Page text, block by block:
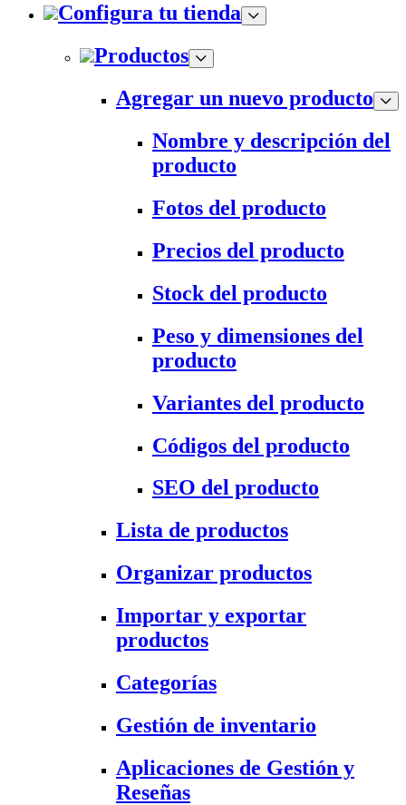
Configura tu tienda
Productos
Agregar un nuevo producto
Nombre y descripción del
producto
Fotos del producto
Precios del producto
Stock del producto
Peso y dimensiones del
producto
Variantes del producto
Códigos del producto
SEO del producto
Lista de productos
Organizar productos
Importar y exportar
productos
Categorías
Gestión de inventario
Aplicaciones de Gestión y
Reseñas